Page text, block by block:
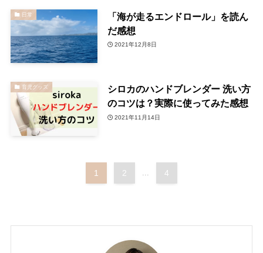
日常
「海が走るエンドロール」を読ん
だ感想
2021年12月8日
育児グッズ
シロカのハンドブレンダー 洗い方
のコツは？実際に使ってみた感想
2021年11月14日
1 2 ... 4